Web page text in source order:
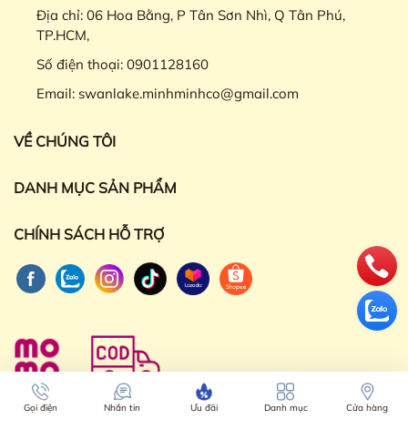
Địa chỉ: 06 Hoa Bằng, P Tân Sơn Nhì, Q Tân Phú,
TP.HCM,
Số điện thoại: 0901128160
Email: swanlake.minhminhco@gmail.com
VỀ CHÚNG TÔI
DANH MỤC SẢN PHẨM
CHÍNH SÁCH HỖ TRỢ
Gọi điện Nhắn tin Ưu đãi Danh mục Cửa hàng